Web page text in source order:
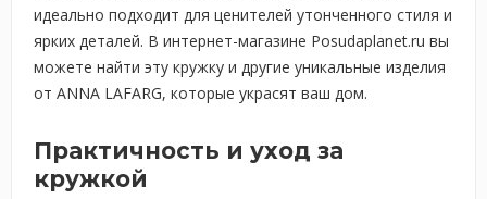
идеально подходит для ценителей утонченного стиля и
ярких деталей. В интернет-магазине Posudaplanet.ru вы
можете найти эту кружку и другие уникальные изделия
от ANNA LAFARG, которые украсят ваш дом.
Практичность и уход за
кружкой